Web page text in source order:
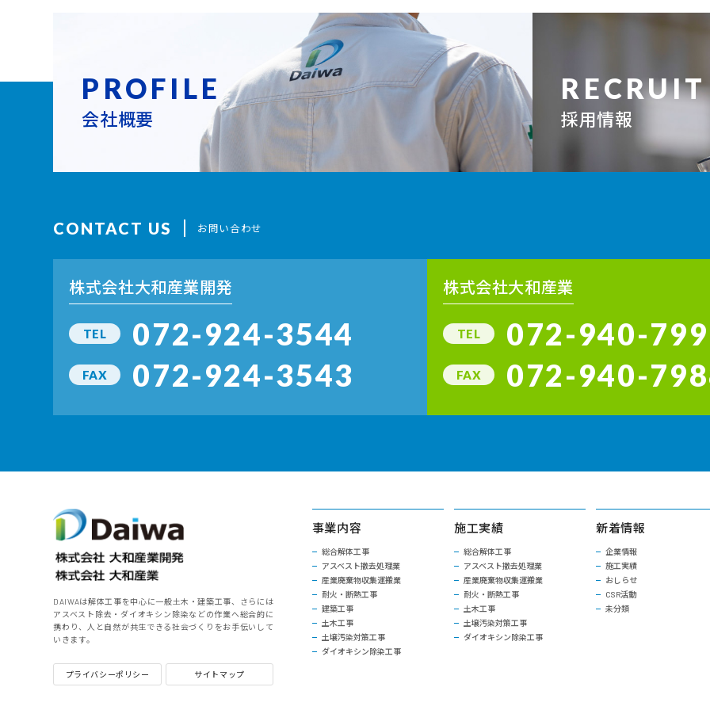
PROFILE
会社概要
RECRUIT
採用情報
CONTACT US お問い合わせ
株式会社大和産業開発
TEL 072-924-3544
FAX 072-924-3543
株式会社大和産業
TEL 072-940-
FAX 072-940-
DAIWAは解体工事を中心に一般土木・建築工事、さらには
アスベスト除去・ダイオキシン除染などの作業へ総合的に
携わり、人と自然が共生できる社会づくりをお手伝いして
いきます。
プライバシーポリシー サイトマップ
事業内容
総合解体工事
アスベスト撤去処理業
産業廃棄物収集運搬業
耐火・断熱工事
建築工事
土木工事
土壌汚染対策工事
ダイオキシン除染工事
施工実績
総合解体工事
アスベスト撤去処理業
産業廃棄物収集運搬業
耐火・断熱工事
土木工事
土壌汚染対策工事
ダイオキシン除染工事
新着情報
企業情報
施工実績
おしらせ
CSR活動
未分類